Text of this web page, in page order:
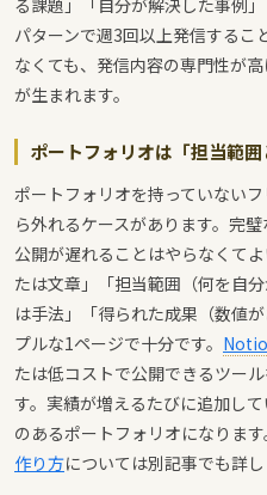
る課題」「自分が解決した事例
パターンで週3回以上発信するこ
なくても、発信内容の専門性が
が生まれます。
ポートフォリオは「担当範
ポートフォリオを持っていない
ら外れるケースがあります。完
公開が遅れることはやらなくて
たは文章」「担当範囲（何を自
は手法」「得られた成果（数値
プルな1ページで十分です。
たは低コストで公開できるツー
す。実績が増えるたびに追加し
のあるポートフォリオになります
作り方については別記事でも詳し